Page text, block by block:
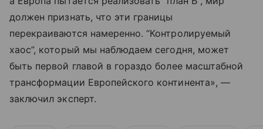
должен признать, что эти границы
перекраиваются намеренно. “Контролируемый
хаос”, который мы наблюдаем сегодня, может
быть первой главой в гораздо более масштабной
трансформации Европейского континента», —
заключил эксперт.